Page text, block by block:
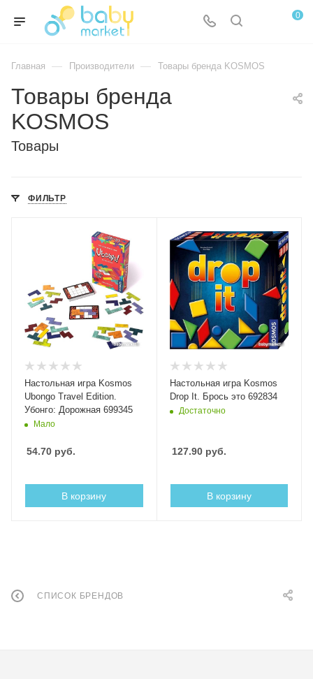
0
Главная — Производители — Товары бренда KOSMOS
Товары бренда
KOSMOS
Товары
ФИЛЬТР
Настольная игра Kosmos
Ubongo Travel Edition.
Убонго: Дорожная 699345
Мало
54.70 руб.
В корзину
Настольная игра Kosmos
Drop It. Брось это 692834
Достаточно
127.90руб.
В корзину
СПИСОК БРЕНДОВ